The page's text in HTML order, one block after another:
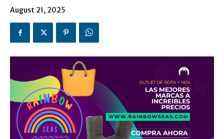
August 21, 2025